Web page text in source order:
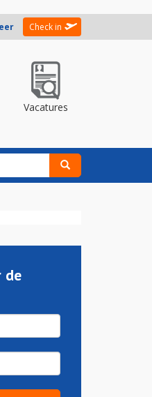
Check in
Vacatures
de